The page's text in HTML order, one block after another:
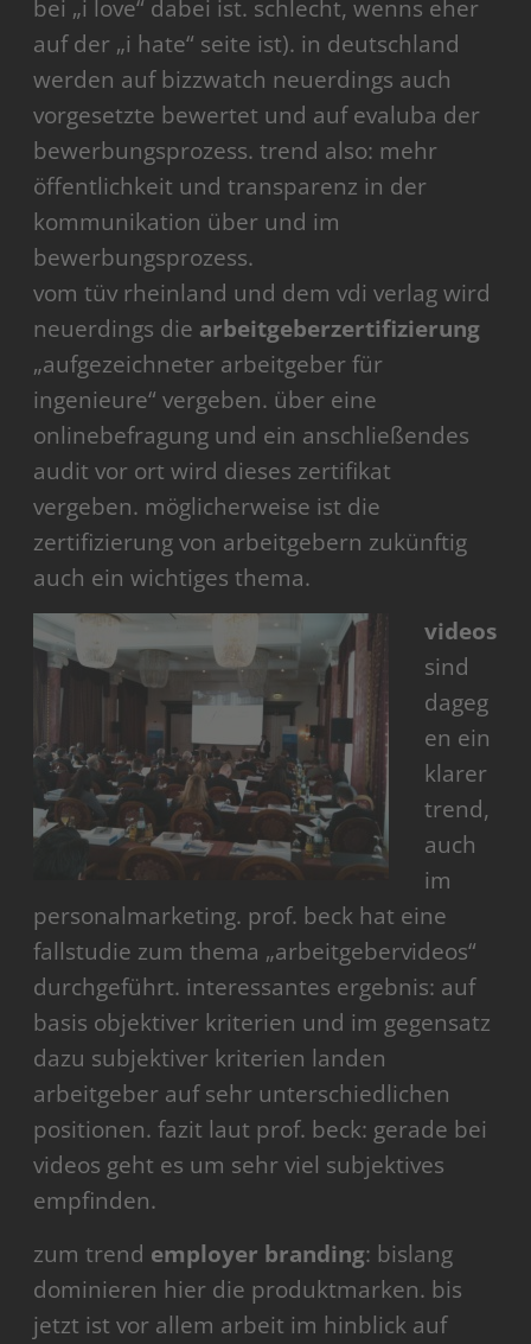
bei „i love“ dabei ist. schlecht, wenns eher
auf der „i hate“ seite ist). in deutschland
werden auf bizzwatch neuerdings auch
vorgesetzte bewertet und auf evaluba der
bewerbungsprozess. trend also: mehr
öffentlichkeit und transparenz in der
kommunikation über und im
bewerbungsprozess.
vom tüv rheinland und dem vdi verlag wird
neuerdings die arbeitgeberzertifizierung
„aufgezeichneter arbeitgeber für
ingenieure“ vergeben. über eine
onlinebefragung und ein anschließendes
audit vor ort wird dieses zertifikat
vergeben. möglicherweise ist die
zertifizierung von arbeitgebern zukünftig
auch ein wichtiges thema.
videos
sind
dageg
en ein
klarer
trend,
auch
im
personalmarketing. prof. beck hat eine
fallstudie zum thema „arbeitgebervideos“
durchgeführt. interessantes ergebnis: auf
basis objektiver kriterien und im gegensatz
dazu subjektiver kriterien landen
arbeitgeber auf sehr unterschiedlichen
positionen. fazit laut prof. beck: gerade bei
videos geht es um sehr viel subjektives
empfinden.
zum trend employer branding: bislang
dominieren hier die produktmarken. bis
jetzt ist vor allem arbeit im hinblick auf